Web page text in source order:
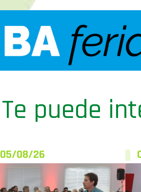
Te puede
05/08/26